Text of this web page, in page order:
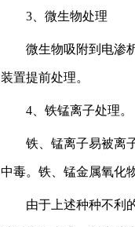
3、微生物处理
微生物吸附到电渗析
装置提前处理。
4、铁锰离子处理。
铁、锰离子易被离子
中毒。铁、锰金属氧化
由于上述种种不利的